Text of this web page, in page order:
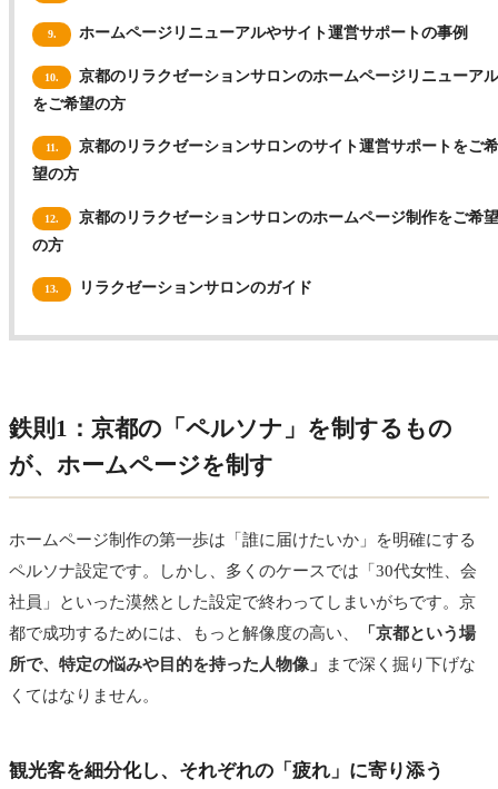
9. ホームページリニューアルやサイト運営サポートの事例
10.
京都のリラクゼーションサロンのホームページリニューア
をご希望の方
11.
京都のリラクゼーションサロンのサイト運営サポートをご
望の方
12.
京都のリラクゼーションサロンのホームページ制作をご希
の方
13. リラクゼーションサロンのガイド
鉄則1：京都の「ペルソナ」を制するもの
が、ホームページを制す
ホームページ制作の第一歩は「誰に届けたいか」を明確にする
ペルソナ設定です。しかし、多くのケースでは「30代女性、会
社員」といった漠然とした設定で終わってしまいがちです。京
都で成功するためには、もっと解像度の高い、
「京都という場
所で、特定の悩みや目的を持った人物像」
まで深く掘り下げな
くてはなりません。
観光客を細分化し、それぞれの「疲れ」に寄り添う